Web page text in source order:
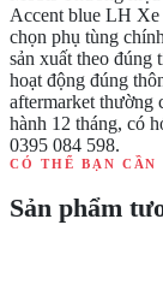
Accent blue LH
chọn phụ tùng
sản xuất theo đúng
hoạt động đúng
aftermarket thường
hành 12 tháng, có
0395 084 598.
CÓ THỂ BẠN CẦN
Sản phẩm